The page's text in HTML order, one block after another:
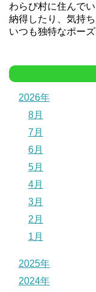
わらび村に住んでい
納得したり、気持
いつも独特なポーズ
2026年
8月
7月
6月
5月
4月
3月
2月
1月
2025年
2024年